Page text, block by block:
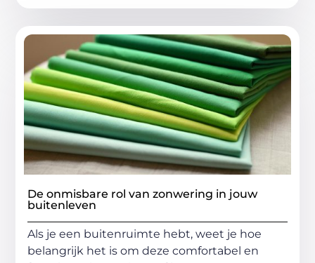
De onmisbare rol van zonwering in jouw
buitenleven
Als je een buitenruimte hebt, weet je hoe
belangrijk het is om deze comfortabel en